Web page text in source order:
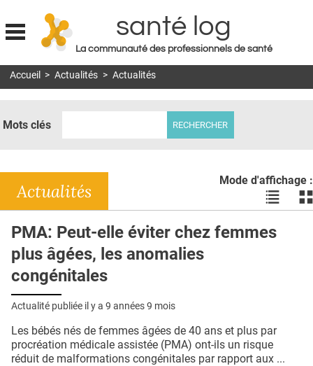
Jump to navigation
santé log
La communauté des professionnels de santé
MON COMPTE
DOSSIERS
RÉSEAUX
E-REVUE SAD
THÉMA
L'APP
PUBLICITÉ
Accueil > Actualités > Actualités
Mots clés
Mode d'affichage :
Voir
les
en
les
Actualités
PMA: Peut-elle éviter chez femmes
plus âgées, les anomalies
congénitales
Actualité publiée il y a 9 années 9 mois
Les bébés nés de femmes âgées de 40 ans et plus par
procréation médicale assistée (PMA) ont-ils un risque
réduit de malformations congénitales par rapport aux ...